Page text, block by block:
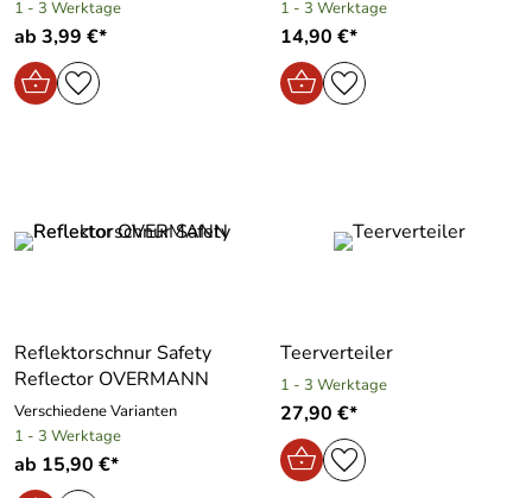
1 - 3 Werktage
ab 3,99 €*
1 - 3 Werktage
14,90 €*
Reflektorschnur Safety
Reflector OVERMANN
Verschiedene Varianten
1 - 3 Werktage
ab 15,90 €*
Teerverteiler
1 - 3 Werktage
27,90 €*